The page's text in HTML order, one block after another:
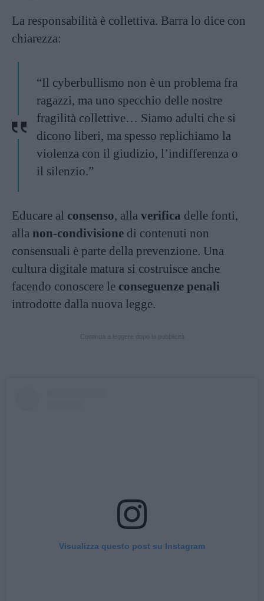
La responsabilità è collettiva. Barra lo dice con
chiarezza:
“Il cyberbullismo non è un problema fra
ragazzi, ma uno specchio delle nostre
fragilità collettive… Siamo adulti che si
dicono liberi, ma spesso replichiamo la
violenza con il giudizio, l’indifferenza o
il silenzio.”
Educare al consenso, alla verifica delle fonti,
alla non-condivisione di contenuti non
consensuali è parte della prevenzione. Una
cultura digitale matura si costruisce anche
facendo conoscere le conseguenze penali
introdotte dalla nuova legge.
Visualizza questo post su Instagram